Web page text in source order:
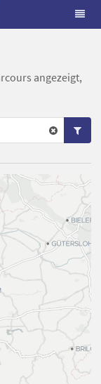
angezeigt,